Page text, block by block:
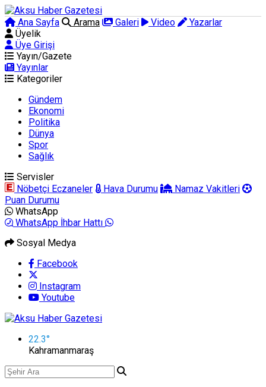
Ana Sayfa Arama Galeri Video
Yazarlar
Üyelik
Üye Girişi
Yayın/Gazete
Yayınlar
Kategoriler
Gündem
Ekonomi
Politika
Dünya
Spor
Sağlık
Servisler
Nöbetçi Eczaneler
Hava Durumu
Namaz Vakitleri
Puan Durumu
WhatsApp
WhatsApp İhbar Hattı
Sosyal Medya
Facebook
Instagram
Youtube
22.3°
Kahramanmaraş